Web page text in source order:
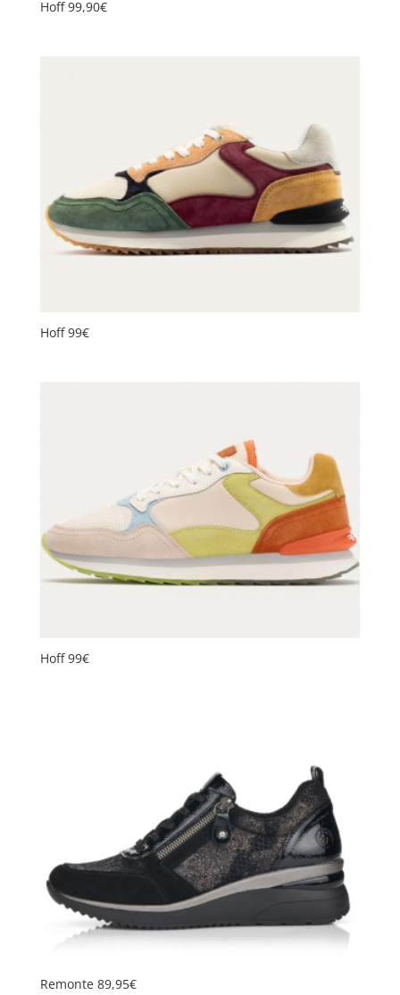
Hoff 99,90€
Hoff 99€
Hoff 99€
Remonte 89,95€